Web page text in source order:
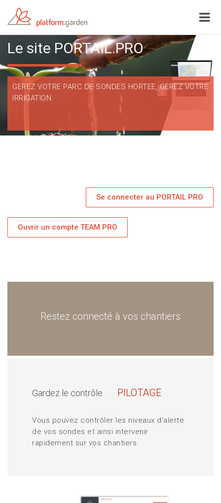
Le site PORTAIL.PRO
GEREZ VOTRE PARC DE SONDES HORTEE, GEREZ VOTRE
IRRIGATION.
Se connecter au PORTAIL PRO
Ouvrir un compte TEAM PRO
Restez connecté à vos chantiers
Gardez le contrôle PILOTAGE
Vous pouvez contrôler les niveaux d'alerte
de vos sondes et ainsi intervenir
rapidement sur vos chantiers.